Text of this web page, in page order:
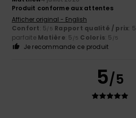
Produit conforme aux attentes
Afficher original - English
Confort: 5/5 Rapport qualité / prix: 5
parfaite Matière: 5 /5 Coloris: 5 /5
Je recommande ce produit
5/5